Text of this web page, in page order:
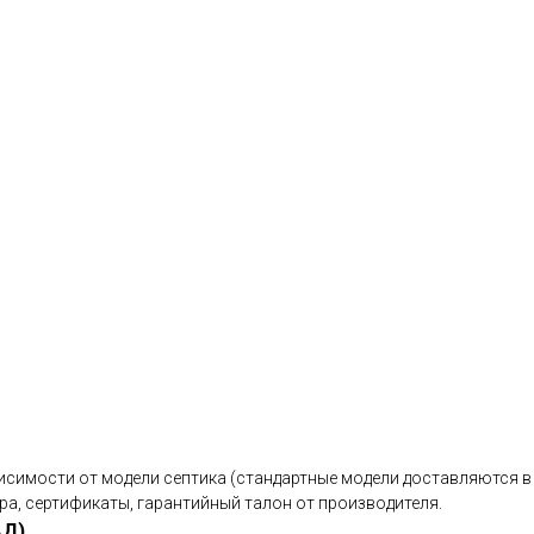
от модели септика (стандартные модели доставляются
сертификаты, гарантийный талон от производителя.